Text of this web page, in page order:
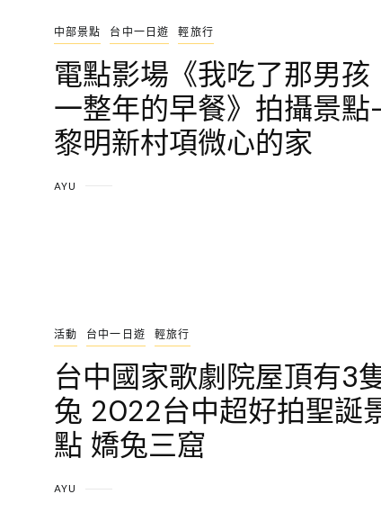
中部景點 台中一日遊 輕旅行
電點影場《我吃了那男孩
一整年的早餐》拍攝景點
黎明新村項微心的家
AYU
活動 台中一日遊 輕旅行
台中國家歌劇院屋頂有3
兔 2022台中超好拍聖誕
點 嬌兔三窟
AYU